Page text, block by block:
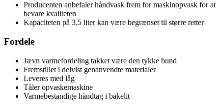
Producenten anbefaler håndvask frem for maskinopvask for at
bevare kvaliteten
Kapaciteten på 3,5 liter kan være begrænset til større retter
Fordele
Jævn varmefordeling takket være den tykke bund
Fremstillet i delvist genanvendte materialer
Leveres med låg
Tåler opvaskemaskine
Varmebestandige håndtag i bakelit